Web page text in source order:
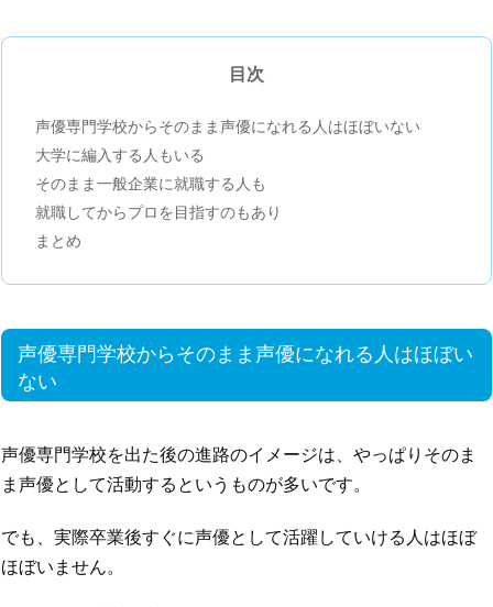
目次
声優専門学校からそのまま声優になれる人はほぼいない
大学に編入する人もいる
そのまま一般企業に就職する人も
就職してからプロを目指すのもあり
まとめ
声優専門学校からそのまま声優になれる人はほぼい
ない
声優専門学校を出た後の進路のイメージは、やっぱりそのま
ま声優として活動するというものが多いです。
でも、実際卒業後すぐに声優として活躍していける人はほぼ
ほぼいません。